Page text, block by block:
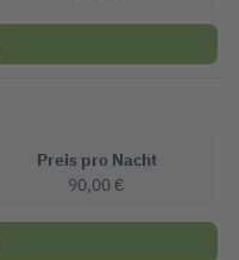
Preis pro Nacht
90,00 €